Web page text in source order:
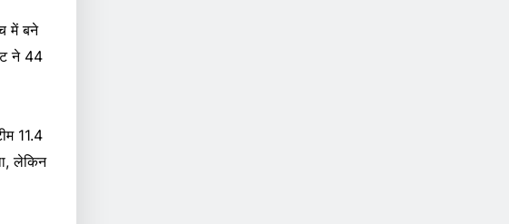
में बने
ने 44
11.4
लेकिन